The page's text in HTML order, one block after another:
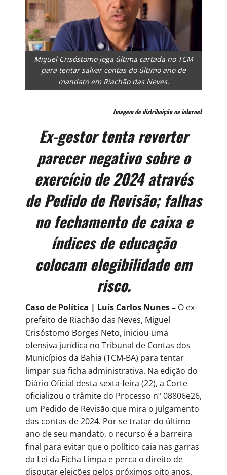
Miguel Crisóstomo joga última cartada no TCM
para tentar salvar contas do último ano de
mandato em Riachão das Neves.
Imagem de distribuição na internet
Ex-gestor tenta reverter
parecer negativo sobre o
exercício de 2024 através
de Pedido de Revisão; falhas
no fechamento de caixa e
índices de educação
colocam elegibilidade em
risco.
Caso de Política | Luís Carlos Nunes – O ex-
prefeito de Riachão das Neves, Miguel
Crisóstomo Borges Neto, iniciou uma
ofensiva jurídica no Tribunal de Contas dos
Municípios da Bahia (TCM-BA) para tentar
limpar sua ficha administrativa. Na edição do
Diário Oficial desta sexta-feira (22), a Corte
oficializou o trâmite do Processo nº 08806e26,
um Pedido de Revisão que mira o julgamento
das contas de 2024. Por se tratar do último
ano de seu mandato, o recurso é a barreira
final para evitar que o político caia nas garras
da Lei da Ficha Limpa e perca o direito de
disputar eleições pelos próximos oito anos.